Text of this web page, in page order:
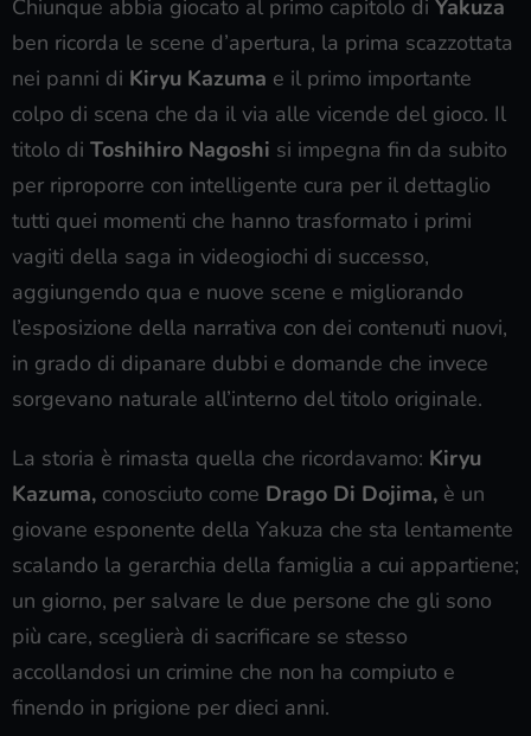
Chiunque abbia giocato al primo capitolo di Yakuza
ben ricorda le scene d’apertura, la prima scazzottata
nei panni di Kiryu Kazuma e il primo importante
colpo di scena che da il via alle vicende del gioco. Il
titolo di Toshihiro Nagoshi si impegna fin da subito
per riproporre con intelligente cura per il dettaglio
tutti quei momenti che hanno trasformato i primi
vagiti della saga in videogiochi di successo,
aggiungendo qua e nuove scene e migliorando
l’esposizione della narrativa con dei contenuti nuovi,
in grado di dipanare dubbi e domande che invece
sorgevano naturale all’interno del titolo originale.
La storia è rimasta quella che ricordavamo: Kiryu
Kazuma, conosciuto come Drago Di Dojima, è un
giovane esponente della Yakuza che sta lentamente
scalando la gerarchia della famiglia a cui appartiene;
un giorno, per salvare le due persone che gli sono
più care, sceglierà di sacrificare se stesso
accollandosi un crimine che non ha compiuto e
finendo in prigione per dieci anni.